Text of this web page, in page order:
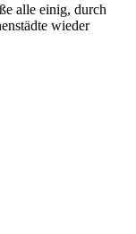
alle einig, durch
wieder